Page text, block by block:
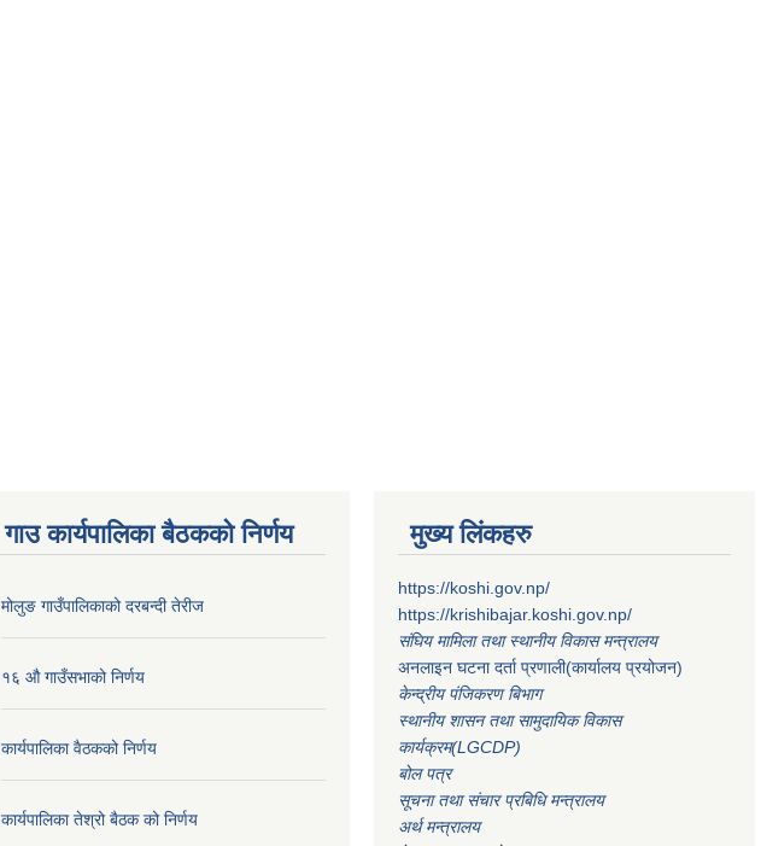
गाउ कार्यपालिका बैठकको निर्णय
मोलुङ गाउँपालिकाको दरबन्दी तेरीज
१६ औ गाउँसभाको निर्णय
कार्यपालिका वैठकको निर्णय
कार्यपालिका तेश्रो बैठक को निर्णय
मुख्य लिंकहरु
https://koshi.gov.np/
https://krishibajar.koshi.gov.np/
संघिय मामिला तथा स्थानीय विकास मन्त्रालय
अनलाइन घटना दर्ता प्रणाली(कार्यालय प्रयोजन)
केन्द्रीय पंजिकरण बिभाग
स्थानीय शासन तथा सामुदायिक विकास
कार्यक्रम(LGCDP)
बोल पत्र
सूचना तथा संचार प्रबिधि मन्त्रालय
अर्थ मन्त्रालय